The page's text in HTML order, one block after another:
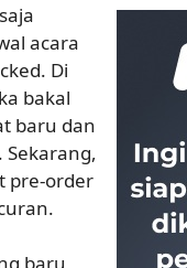
acara
Di
bakal
baru dan
pre-order